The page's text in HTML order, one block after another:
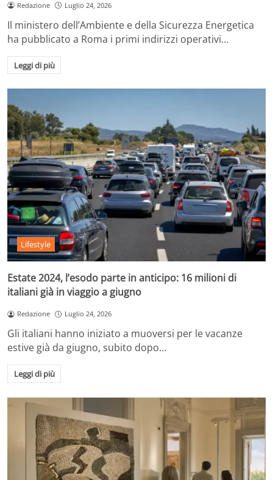
Redazione Luglio 24, 2026
Il ministero dell’Ambiente e della Sicurezza Energetica
ha pubblicato a Roma i primi indirizzi operativi…
Leggi di più
Lifestyle
Estate 2024, l’esodo parte in anticipo: 16 milioni di
italiani già in viaggio a giugno
Redazione Luglio 24, 2026
Gli italiani hanno iniziato a muoversi per le vacanze
estive già da giugno, subito dopo…
Leggi di più